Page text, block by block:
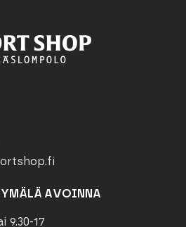
AVOINNA
9.30-17